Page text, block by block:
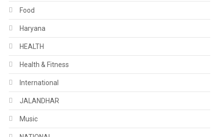
Food
Haryana
HEALTH
Health & Fitness
International
JALANDHAR
Music